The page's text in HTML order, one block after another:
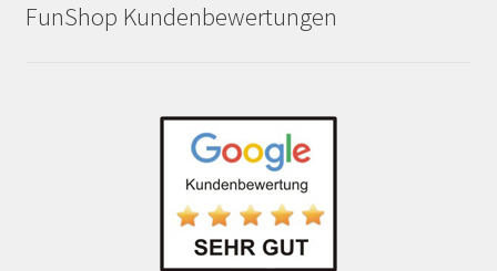
FunShop Kundenbewertungen